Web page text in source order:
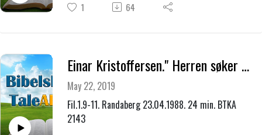
1 64
Einar Kristoffersen." Herren søker syndere som han kan få være alt for."
May 22, 2019
Fil.1.9-11. Randaberg 23.04.1988. 24 min. BTKA
2143